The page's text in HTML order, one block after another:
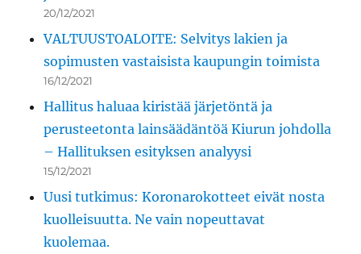
20/12/2021
VALTUUSTOALOITE: Selvitys lakien ja
sopimusten vastaisista kaupungin toimista
16/12/2021
Hallitus haluaa kiristää järjetöntä ja
perusteetonta lainsäädäntöä Kiurun johdolla
– Hallituksen esityksen analyysi
15/12/2021
Uusi tutkimus: Koronarokotteet eivät nosta
kuolleisuutta. Ne vain nopeuttavat
kuolemaa.